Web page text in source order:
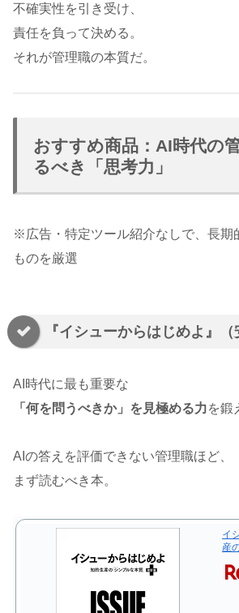
不確実性を引き受け、
責任を負って決める。
それが管理職の本質だ。
おすすめ商品：AI時代の
るべき「思考力」
※広告・特定ツール紹介なしで、長期
ものを厳選
『イシューからはじめよ』（
AI時代に最も重要な
「何を問うべきか」を見極める力を鍛
AIの答えを評価できない管理職ほど、
まず読むべき本。
イ
産